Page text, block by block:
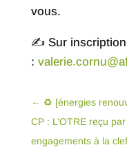
vous.
✍ Sur inscription
:
← ♻ [énergies
CP : L’OTRE reçu
engagements à la clef